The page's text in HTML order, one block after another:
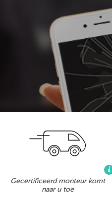
Gecertificeerd monteur komt
naar u toe